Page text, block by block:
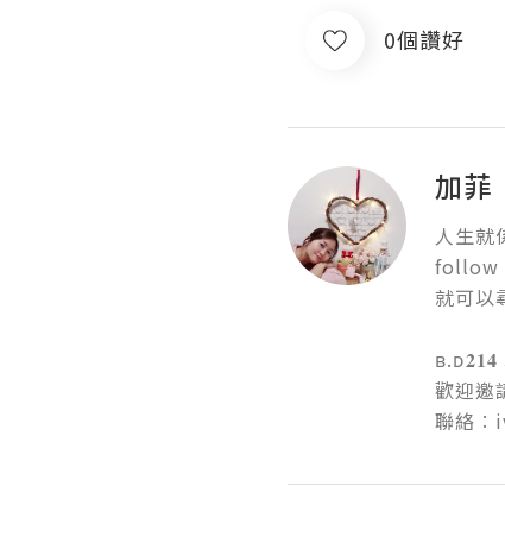
0個讚好
加菲
人生就
follow
就可以
ʙ.ᴅ𝟐𝟏𝟒
歡迎邀
聯絡